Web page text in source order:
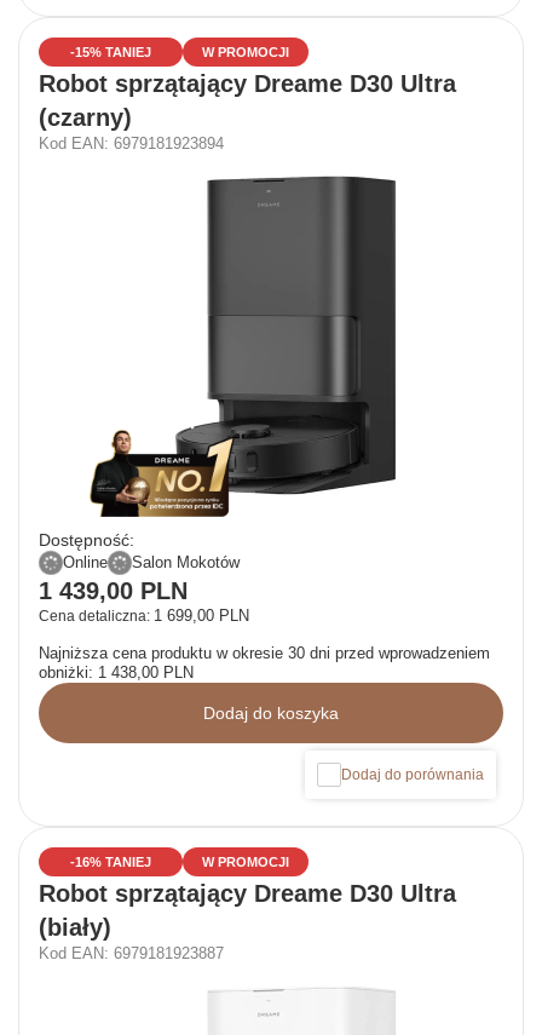
W PROMOCJI
-15% TANIEJ
Robot sprzątający Dreame D30 Ultra
(czarny)
Kod EAN: 6979181923894
Dostępność:
Online Salon Mokotów
Cena detaliczna: 1 699,00 PLN
1 439,00 PLN
Najniższa cena produktu w okresie 30 dni przed wprowadzeniem
obniżki: 1 438,00 PLN
Dodaj do koszyka
Dodaj do porównania
W PROMOCJI
-16% TANIEJ
Robot sprzątający Dreame D30 Ultra
(biały)
Kod EAN: 6979181923887